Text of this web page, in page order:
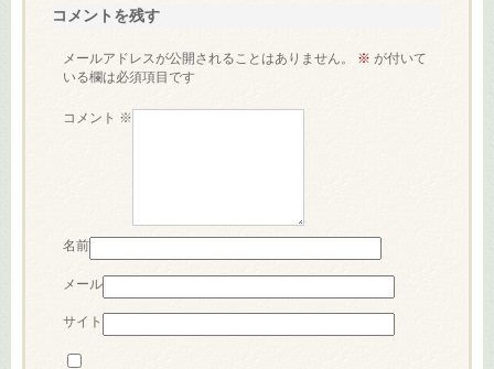
コメントを残す
メールアドレスが公開されることはありません。 ※ が付いて
いる欄は必須項目です
コメント ※
名前
メール
サイト